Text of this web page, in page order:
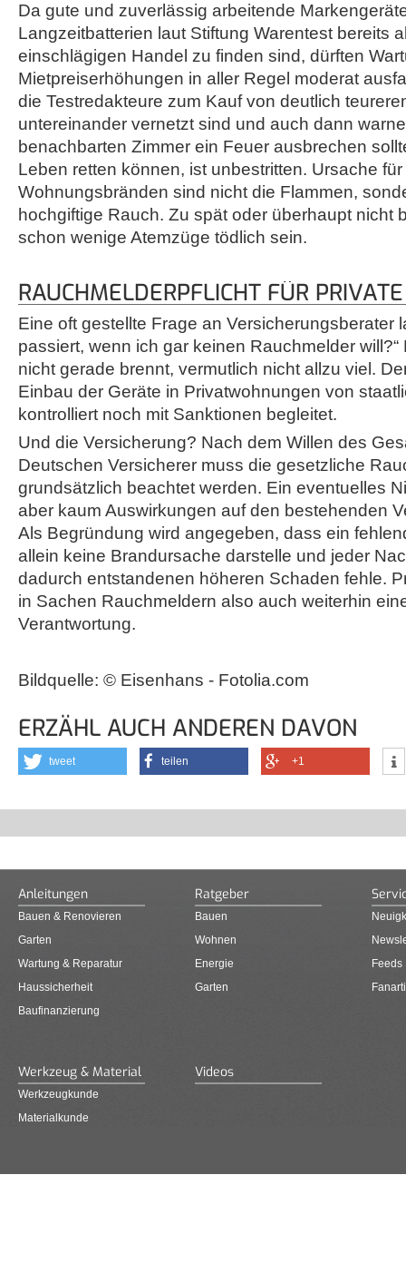
Da gute und zuverlässig arbeitende
Langzeitbatterien laut Stiftung Warentest bereits
einschlägigen Handel zu finden sind, dürften
Mietpreiserhöhungen in aller Regel moderat
die Testredakteure zum Kauf von deutlich
untereinander vernetzt sind und auch dann
benachbarten Zimmer ein Feuer ausbrechen
Leben retten können, ist unbestritten. Ursache
Wohnungsbränden sind nicht die Flammen,
hochgiftige Rauch. Zu spät oder überhaupt nicht
schon wenige Atemzüge tödlich sein.
RAUCHMELDERPFLICHT FÜR PRIVATE
Eine oft gestellte Frage an Versicherungsberater
passiert, wenn ich gar keinen Rauchmelder
nicht gerade brennt, vermutlich nicht allzu viel.
Einbau der Geräte in Privatwohnungen von
kontrolliert noch mit Sanktionen begleitet.
Und die Versicherung? Nach dem Willen des
Deutschen Versicherer muss die gesetzliche
grundsätzlich beachtet werden. Ein eventuelles
aber kaum Auswirkungen auf den bestehenden
Als Begründung wird angegeben, dass ein
allein keine Brandursache darstelle und jeder
dadurch entstandenen höheren Schaden fehle.
in Sachen Rauchmeldern also auch weiterhin
Verantwortung.
Bildquelle: © Eisenhans - Fotolia.com
ERZÄHL AUCH ANDEREN DAVON
tweet teilen +1
Anleitungen
Bauen & Renovieren
Garten
Wartung & Reparatur
Haussicherheit
Baufinanzierung
Ratgeber
Bauen
Wohnen
Energie
Garten
Feeds
Werkzeug & Material
Werkzeugkunde
Materialkunde
Videos